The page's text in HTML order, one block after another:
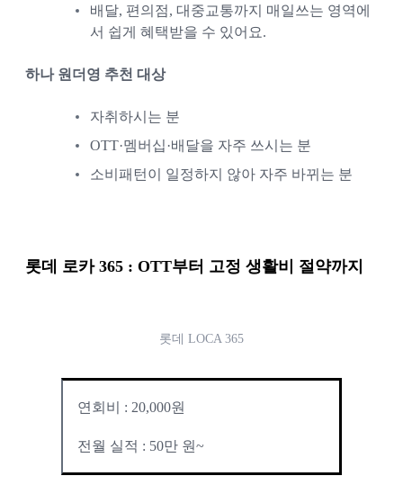
배달, 편의점, 대중교통까지 매일쓰는 영역에
서 쉽게 혜택받을 수 있어요.
하나 원더영 추천 대상
자취하시는 분
OTT·멤버십·배달을 자주 쓰시는 분
소비패턴이 일정하지 않아 자주 바뀌는 분
롯데 로카 365 : OTT부터 고정 생활비 절약까지
롯데 LOCA 365
연회비 : 20,000원
전월 실적 : 50만 원~